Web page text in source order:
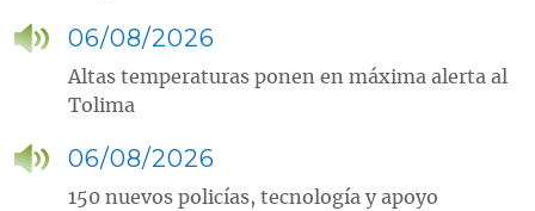
06/08/2026
Altas temperaturas ponen en máxima alerta al
Tolima
06/08/2026
150 nuevos policías, tecnología y apoyo